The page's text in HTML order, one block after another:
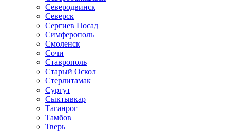
Северодвинск
Северск
Сергиев Посад
Симферополь
Смоленск
Сочи
Ставрополь
Старый Оскол
Стерлитамак
Сургут
Сыктывкар
Таганрог
Тамбов
Тверь